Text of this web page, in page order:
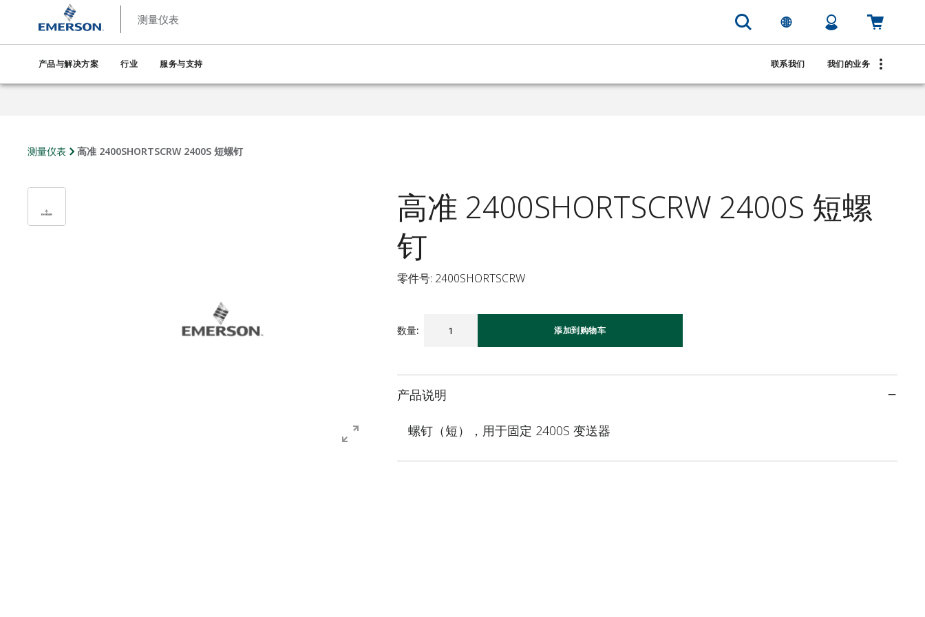
测量仪表
产品与解决方案 行业 服务与支持 联系我们 我们的业务
测量仪表 高准 2400SHORTSCRW 2400S 短螺钉
高准 2400SHORTSCRW 2400S 短螺
钉
零件号: 2400SHORTSCRW
数量: 添加到购物车
产品说明
螺钉（短），用于固定 2400S 变送器